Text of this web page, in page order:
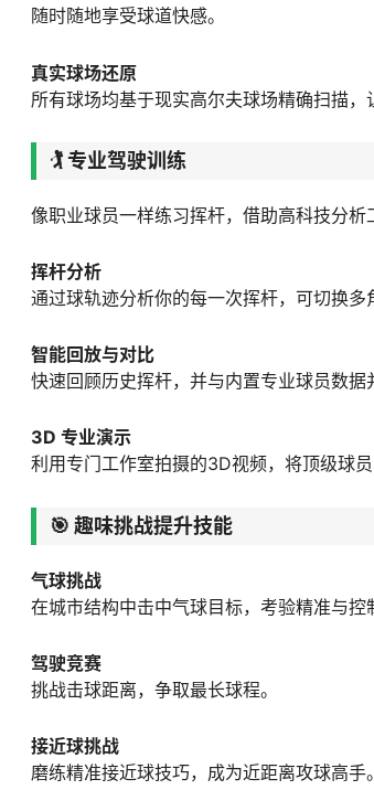
随时随地享受球道快感。
真实球场还原
所有球场均基于现实高尔夫球场精确扫描，
🏌 专业驾驶训练
像职业球员一样练习挥杆，借助高科技分析
挥杆分析
通过球轨迹分析你的每一次挥杆，可切换多
智能回放与对比
快速回顾历史挥杆，并与内置专业球员数据
3D 专业演示
利用专门工作室拍摄的3D视频，将顶级球
🎯 趣味挑战提升技能
气球挑战
在城市结构中击中气球目标，考验精准与控
驾驶竞赛
挑战击球距离，争取最长球程。
接近球挑战
磨练精准接近球技巧，成为近距离攻球高手。